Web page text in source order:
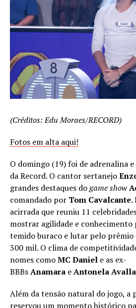
(Créditos: Edu Moraes/RECORD)
Fotos em alta aqui!
O domingo (19) foi de adrenalina
da Record. O cantor sertanejo
grandes destaques dogame show
comandado por Tom Cavalcante.
acirrada que reuniu 11
mostrar agilidade e conhecimento
temido buraco e lutar pelo prêmio
300 mil. O clima de
nomes comoMC Daniel e as ex-
BBBsAnamara eAntonela
Além da tensão natural do jogo, a
reservou um momento histórico